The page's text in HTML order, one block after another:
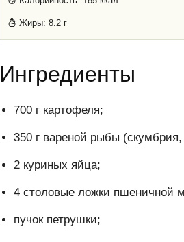
Жиры: 8.2 г
Ингредиенты
700 г картофеля;
350 г вареной рыбы (скумбрия,
2 куриных яйца;
4 столовые ложки пшеничной
пучок петрушки;